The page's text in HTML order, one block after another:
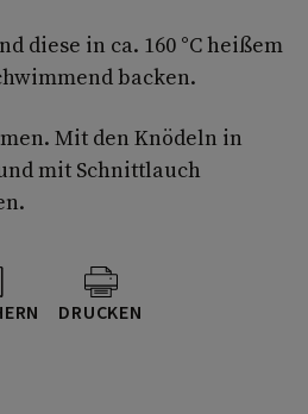
diese in ca. 160 °C heißem
backen.
Mit den Knödeln in
mit Schnittlauch
DRUCKEN